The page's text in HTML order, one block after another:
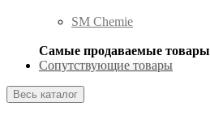
SM Chemie
Самые продаваемые товары
Сопутствующие товары
Весь каталог